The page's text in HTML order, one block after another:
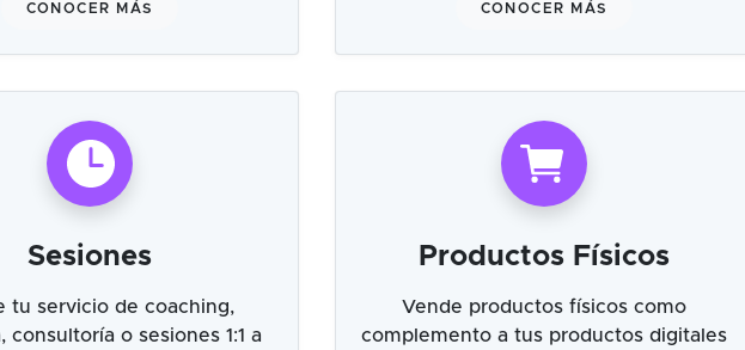
CONOCER MÁS CONOCER MÁS
Sesiones
tu servicio de coaching,
consultoría o sesiones 1:1 a
Productos Físicos
Vende productos físicos como
complemento a tus productos digitales